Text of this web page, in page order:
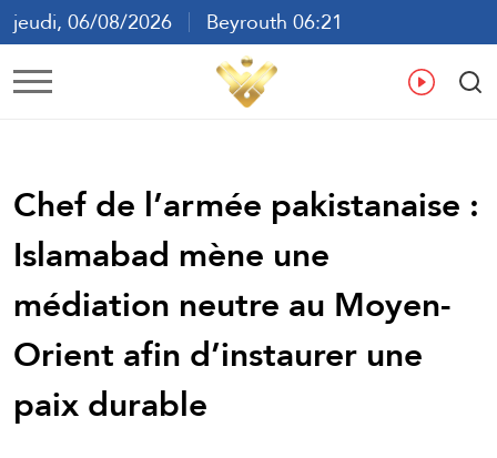
jeudi, 06/08/2026
Beyrouth 06:21
ع
Chef de l’armée pakistanaise :
Islamabad mène une
médiation neutre au Moyen-
Orient afin d’instaurer une
paix durable